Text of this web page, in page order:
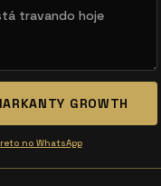
GROWTH
no WhatsApp